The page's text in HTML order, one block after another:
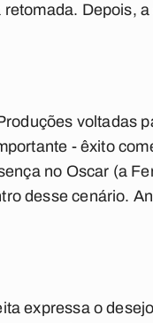
Depois,
voltadas
- êxito
no Oscar (a
desse cenário.
expressa o